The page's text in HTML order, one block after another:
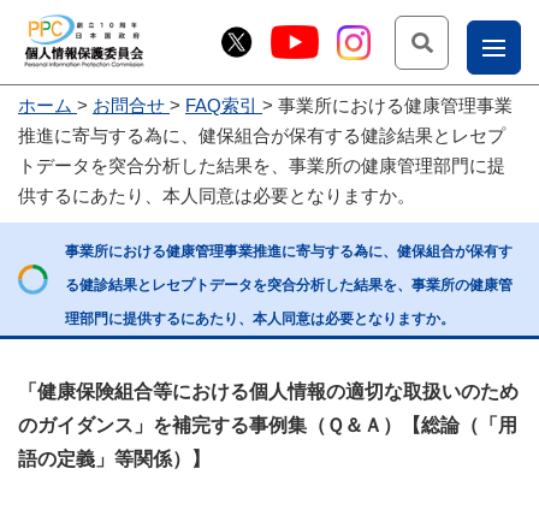
お
問
せ
こー
じょ
ホーム お問合せ FAQ索引
事業所における健康管理事業
推進に寄与する為に、健保組合が保有する健診結果とレセプ
トデータを突合分析した結果を、事業所の健康管理部門に提
供するにあたり、本人同意は必要となりますか。
事業所における健康管理事業推進に寄与する為に、健保組合が保有す
る健診結果とレセプトデータを突合分析した結果を、事業所の健康管
理部門に提供するにあたり、本人同意は必要となりますか。
「健康保険組合等における個人情報の適切な取扱いのため
のガイダンス」を補完する事例集（Ｑ＆Ａ）【総論（「用
語の定義」等関係）】